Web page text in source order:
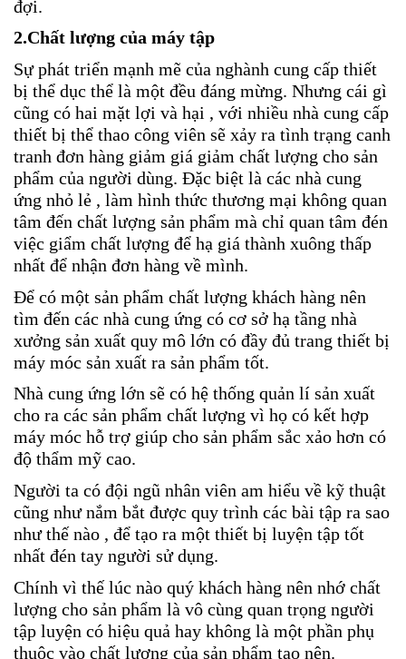
đợi.
2.Chất lượng của máy tập
Sự phát triển mạnh mẽ của nghành cung cấp thiết
bị thể dục thể là một đều đáng mừng. Nhưng cái gì
cũng có hai mặt lợi và hại , với nhiều nhà cung cấp
thiết bị thể thao công viên sẽ xảy ra tình trạng canh
tranh đơn hàng giảm giá giảm chất lượng cho sản
phẩm của người dùng. Đặc biệt là các nhà cung
ứng nhỏ lẻ , làm hình thức thương mại không quan
tâm đến chất lượng sản phẩm mà chỉ quan tâm đén
việc giẩm chất lượng để hạ giá thành xuông thấp
nhất để nhận đơn hàng về mình.
Để có một sản phẩm chất lượng khách hàng nên
tìm đến các nhà cung ứng có cơ sở hạ tầng nhà
xưởng sản xuất quy mô lớn có đầy đủ trang thiết bị
máy móc sản xuất ra sản phẩm tốt.
Nhà cung ứng lớn sẽ có hệ thống quản lí sản xuất
cho ra các sản phẩm chất lượng vì họ có kết hợp
máy móc hỗ trợ giúp cho sản phẩm sắc xảo hơn có
độ thẩm mỹ cao.
Người ta có đội ngũ nhân viên am hiểu về kỹ thuật
cũng như nắm bắt được quy trình các bài tập ra sao
như thế nào , để tạo ra một thiết bị luyện tập tốt
nhất đén tay người sử dụng.
Chính vì thế lúc nào quý khách hàng nên nhớ chất
lượng cho sản phẩm là vô cùng quan trọng người
tập luyện có hiệu quả hay không là một phần phụ
thuộc vào chất lượng của sản phẩm tạo nên.